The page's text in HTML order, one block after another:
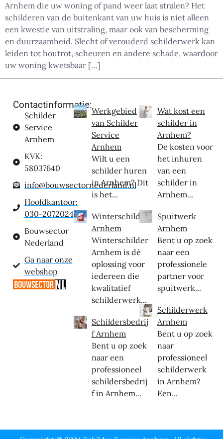
Arnhem die uw woning of pand weer laat stralen? Het
schilderen van de buitenkant van uw huis is niet alleen
een kwestie van uitstraling, maar ook van bescherming
en duurzaamheid. Slecht of verouderd schilderwerk kan
leiden tot houtrot, scheuren en andere schade, waardoor
uw woning kwetsbaar […]
Contactinformatie:
Schilder
Service
Arnhem
KVK:
58037640
info@bouwsectornederland.nl
Hoofdkantoor:
030-2072024
Bouwsector
Nederland
Ga naar onze
webshop
Werkgebied
van Schilder
Service
Arnhem
Wilt u een
schilder huren
in Arnhem? Dit
is het...
Winterschilder
Arnhem
Winterschilder
Arnhem is dé
oplossing voor
iedereen die
kwalitatief
schilderwerk...
Schildersbedrij
f Arnhem
Bent u op zoek
naar een
professioneel
schildersbedrij
f in Arnhem...
Wat kost een
schilder in
Arnhem?
De kosten voor
het inhuren
van een
schilder in
Arnhem...
Spuitwerk
Arnhem
Bent u op zoek
naar een
professionele
partner voor
spuitwerk...
Schilderwerk
Arnhem
Bent u op zoek
naar
professioneel
schilderwerk
in Arnhem?
Een...